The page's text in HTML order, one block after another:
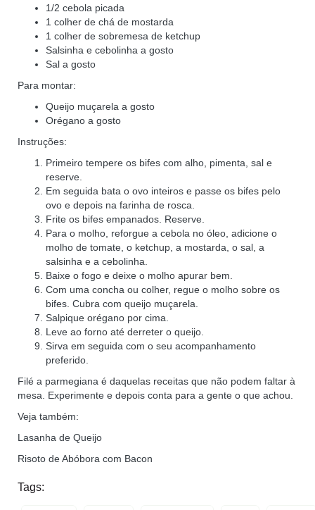
1/2 cebola picada
1 colher de chá de mostarda
1 colher de sobremesa de ketchup
Salsinha e cebolinha a gosto
Sal a gosto
Para montar:
Queijo muçarela a gosto
Orégano a gosto
Instruções:
Primeiro tempere os bifes com alho, pimenta, sal e
reserve.
Em seguida bata o ovo inteiros e passe os bifes pelo
ovo e depois na farinha de rosca.
Frite os bifes empanados. Reserve.
Para o molho, reforgue a cebola no óleo, adicione o
molho de tomate, o ketchup, a mostarda, o sal, a
salsinha e a cebolinha.
Baixe o fogo e deixe o molho apurar bem.
Com uma concha ou colher, regue o molho sobre os
bifes. Cubra com queijo muçarela.
Salpique orégano por cima.
Leve ao forno até derreter o queijo.
Sirva em seguida com o seu acompanhamento
preferido.
Filé a parmegiana é daquelas receitas que não podem faltar à
mesa. Experimente e depois conta para a gente o que achou.
Veja também:
Lasanha de Queijo
Risoto de Abóbora com Bacon
Tags: